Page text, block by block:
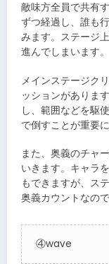
敵味方全員で共有
ずつ経過し、誰も
みます。ステージ
進んでしまいます。
メインステージク
ッションがありま
し、範囲などを駆
で倒すことが重要
また、奥義のチャ
いきます。キャラ
もできますが、ス
奥義カウントなの
④wave